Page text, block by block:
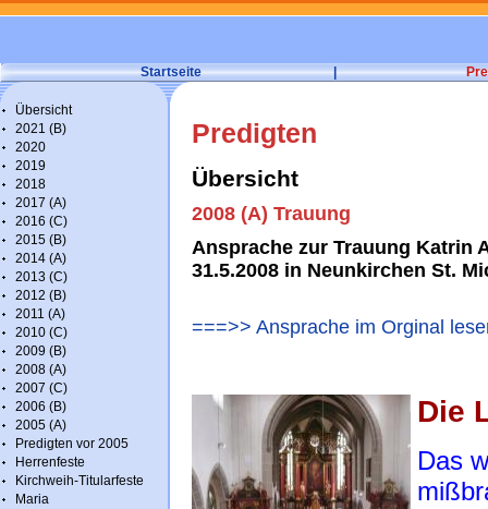
Startseite |
Übersicht
2021 (B)
2020
2019
2018
2017 (A)
2016 (C)
2015 (B)
2014 (A)
2013 (C)
2012 (B)
2011 (A)
2010 (C)
2009 (B)
2008 (A)
2007 (C)
2006 (B)
2005 (A)
Predigten vor 2005
Herrenfeste
Kirchweih-Titularfeste
Maria
Predigten
Übersicht
2008 (A) Trauung
Ansprache zur Trauung Katrin
31.5.2008 in Neunkirchen St.
===>> Ansprache im Orginal
Die
Das